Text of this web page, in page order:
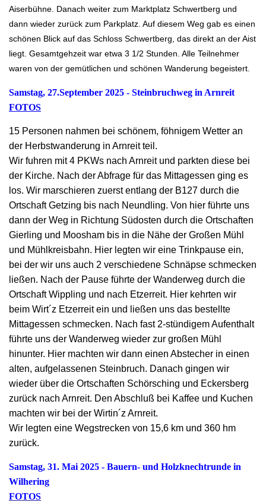
Aiserbühne. Danach weiter zum Marktplatz Schwertberg und
dann wieder zurück zum Parkplatz. Auf diesem Weg gab es einen
schönen Blick auf das Schloss Schwertberg, das direkt an der Aist
liegt. Gesamtgehzeit war etwa 3 1/2 Stunden. Alle Teilnehmer
waren von der gemütlichen und schönen Wanderung begeistert.
Samstag, 27.September 2025 - Steinbruchweg in Arnreit
FOTOS
15 Personen nahmen bei schönem, föhnigem Wetter an
der Herbstwanderung in Arnreit teil.
Wir fuhren mit 4 PKWs nach Arnreit und parkten diese bei
der Kirche. Nach der Abfrage für das Mittagessen ging es
los. Wir marschieren zuerst entlang der B127 durch die
Ortschaft Getzing bis nach Neundling. Von hier führte uns
dann der Weg in Richtung Südosten durch die Ortschaften
Gierling und Moosham bis in die Nähe der Großen Mühl
und Mühlkreisbahn. Hier legten wir eine Trinkpause ein,
bei der wir uns auch 2 verschiedene Schnäpse schmecken
ließen. Nach der Pause führte der Wanderweg durch die
Ortschaft Wippling und nach Etzerreit. Hier kehrten wir
beim Wirt´z Etzerreit ein und ließen uns das bestellte
Mittagessen schmecken. Nach fast 2-stündigem Aufenthalt
führte uns der Wanderweg wieder zur großen Mühl
hinunter. Hier machten wir dann einen Abstecher in einen
alten, aufgelassenen Steinbruch. Danach gingen wir
wieder über die Ortschaften Schörsching und Eckersberg
zurück nach Arnreit. Den Abschluß bei Kaffee und Kuchen
machten wir bei der Wirtin´z Arnreit.
Wir legten eine Wegstrecken von 15,6 km und 360 hm
zurück.
Samstag, 31. Mai 2025 - Bauern- und Holzknechtrunde in
Wilhering
FOTOS